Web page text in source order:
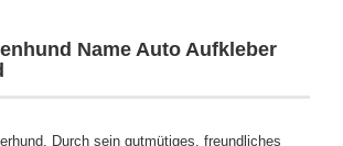
Name Auto Aufkleber
Durch sein gutmütiges, freundliches